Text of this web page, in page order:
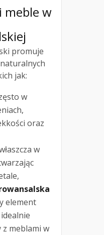
meble w
promuje
jak:
w
oraz
w
element
z meblami w